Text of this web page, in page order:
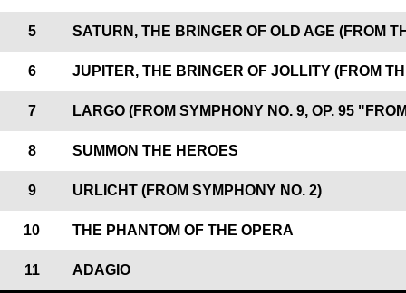
5 SATURN, THE BRINGER OF OLD AGE (FROM
6 JUPITER, THE BRINGER OF JOLLITY (FROM
7 LARGO (FROM SYMPHONY NO. 9, OP. 95
8 SUMMON THE HEROES
9 URLICHT (FROM SYMPHONY NO. 2)
10 THE PHANTOM OF THE OPERA
11 ADAGIO